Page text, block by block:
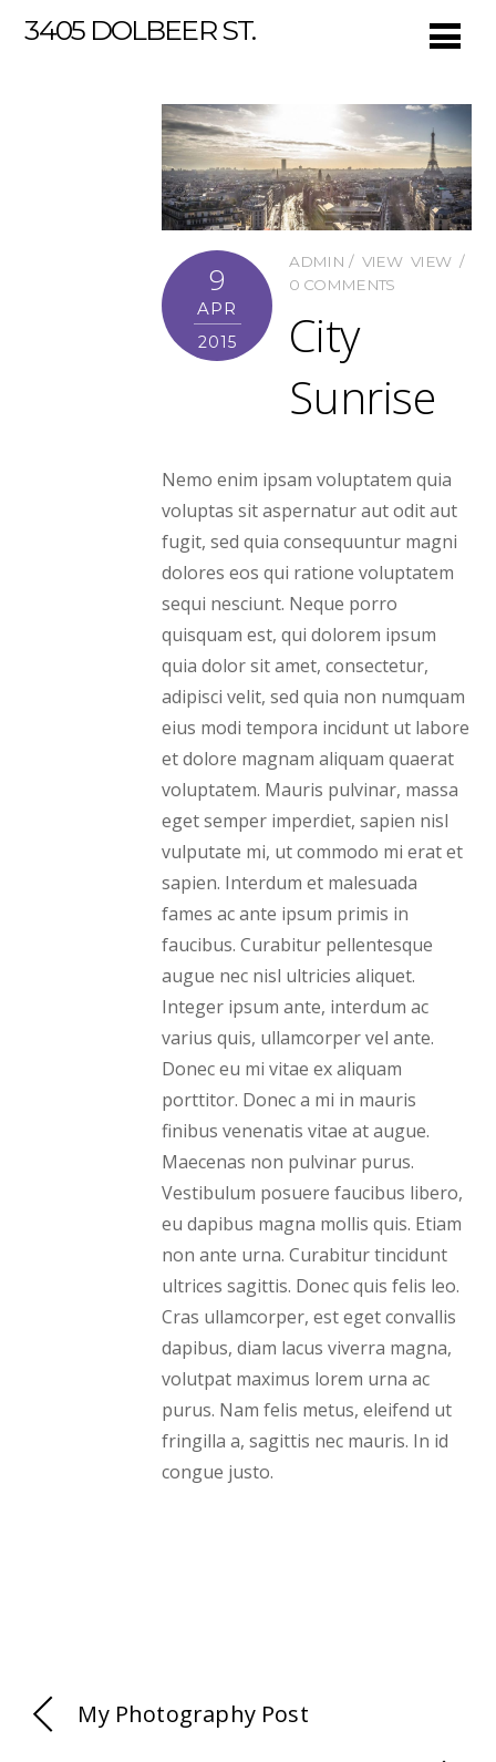
3405 DOLBEER ST.
9
APR
2015
ADMIN VIEW VIEW
0 COMMENTS
City
Sunrise
Nemo enim ipsam voluptatem quia
voluptas sit aspernatur aut odit aut
fugit, sed quia consequuntur magni
dolores eos qui ratione voluptatem
sequi nesciunt. Neque porro
quisquam est, qui dolorem ipsum
quia dolor sit amet, consectetur,
adipisci velit, sed quia non numquam
eius modi tempora incidunt ut labore
et dolore magnam aliquam quaerat
voluptatem. Mauris pulvinar, massa
eget semper imperdiet, sapien nisl
vulputate mi, ut commodo mi erat et
sapien. Interdum et malesuada
fames ac ante ipsum primis in
faucibus. Curabitur pellentesque
augue nec nisl ultricies aliquet.
Integer ipsum ante, interdum ac
varius quis, ullamcorper vel ante.
Donec eu mi vitae ex aliquam
porttitor. Donec a mi in mauris
finibus venenatis vitae at augue.
Maecenas non pulvinar purus.
Vestibulum posuere faucibus libero,
eu dapibus magna mollis quis. Etiam
non ante urna. Curabitur tincidunt
ultrices sagittis. Donec quis felis leo.
Cras ullamcorper, est eget convallis
dapibus, diam lacus viverra magna,
volutpat maximus lorem urna ac
purus. Nam felis metus, eleifend ut
fringilla a, sagittis nec mauris. In id
congue justo.
My Photography Post